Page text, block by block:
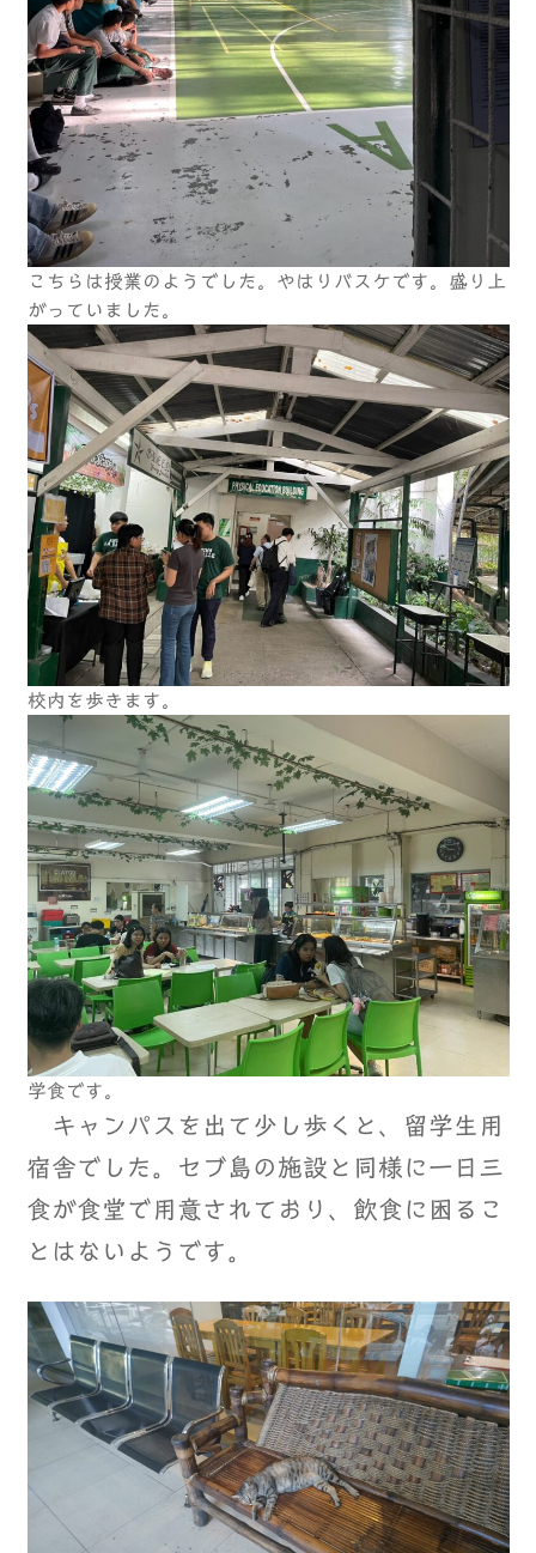
こちらは授業のようでした。やはりバスケです。盛り上
がっていました。
校内を歩きます。
学食です。
キャンパスを出て少し歩くと、留学生用
宿舎でした。セブ島の施設と同様に一日三
食が食堂で用意されており、飲食に困るこ
とはないようです。